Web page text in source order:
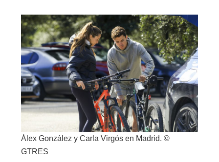
Álex González y Carla Virgós en Madrid. ©
GTRES